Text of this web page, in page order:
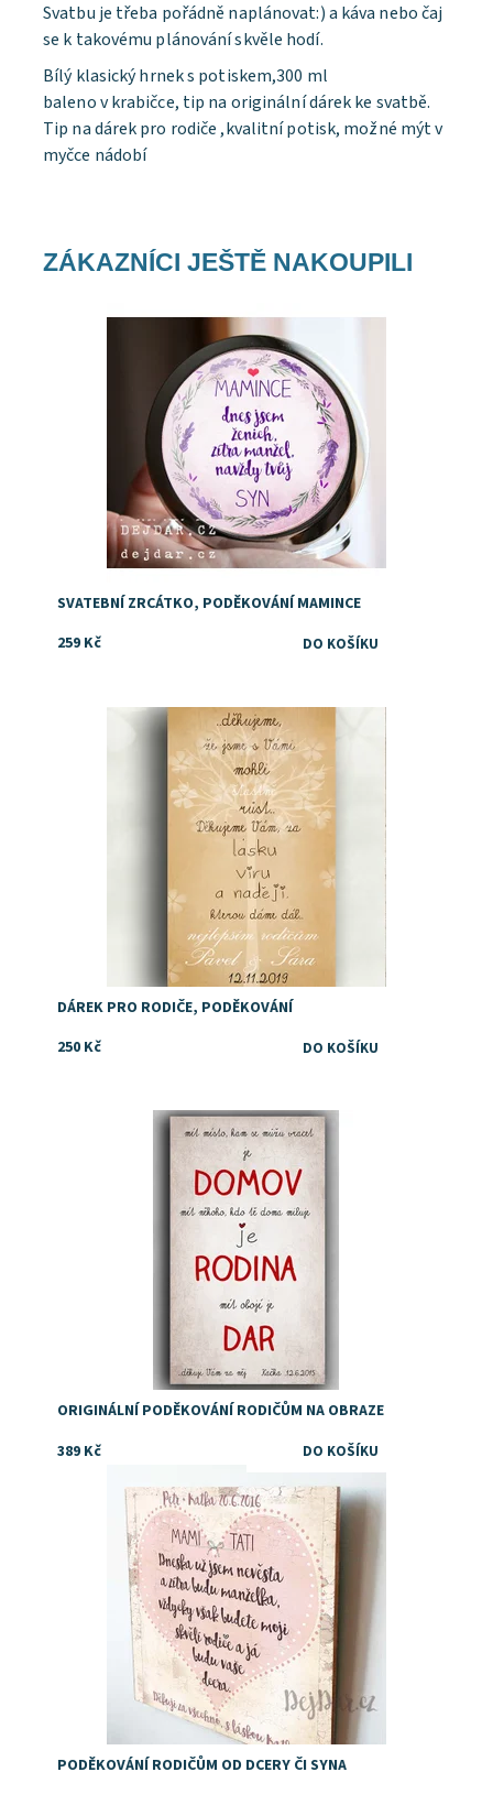
Svatbu je třeba pořádně naplánovat:) a káva nebo čaj
se k takovému plánování skvěle hodí.
Bílý klasický hrnek s potiskem,300 ml
baleno v krabičce, tip na originální dárek ke svatbě.
Tip na dárek pro rodiče ,kvalitní potisk, možné mýt v
myčce nádobí
ZÁKAZNÍCI JEŠTĚ NAKOUPILI
SVATEBNÍ ZRCÁTKO, PODĚKOVÁNÍ MAMINCE
259 Kč
Dostupnost: Skladem
DÁREK PRO RODIČE, PODĚKOVÁNÍ
250 Kč
Skladem
ORIGINÁLNÍ PODĚKOVÁNÍ RODIČŮM NA OBRAZE
389 Kč
PODĚKOVÁNÍ RODIČŮM OD DCERY ČI SYNA